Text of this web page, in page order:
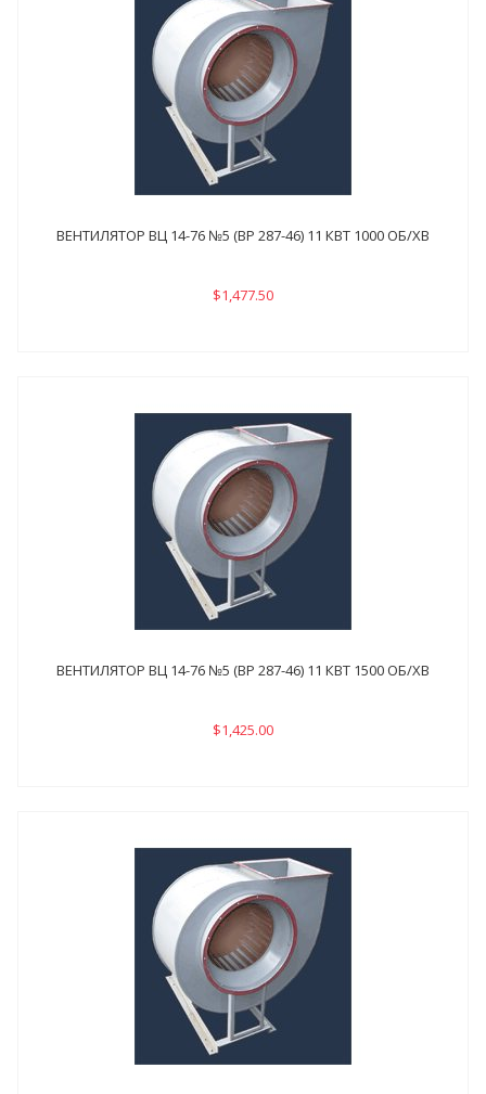
ВЕНТИЛЯТОР ВЦ 14-76 №5 (ВР 287-46) 11 КВТ 1000 ОБ/ХВ
$1,477.50
ВЕНТИЛЯТОР ВЦ 14-76 №5 (ВР 287-46) 11 КВТ 1500 ОБ/ХВ
$1,425.00